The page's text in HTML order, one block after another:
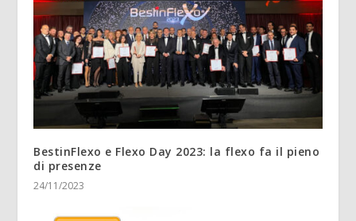
BestinFlexo e Flexo Day 2023: la flexo fa il pieno
di presenze
24/11/2023